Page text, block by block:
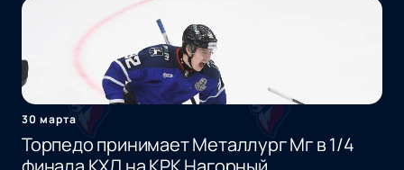
30 марта
Торпедо принимает Металлург Мг в 1/4